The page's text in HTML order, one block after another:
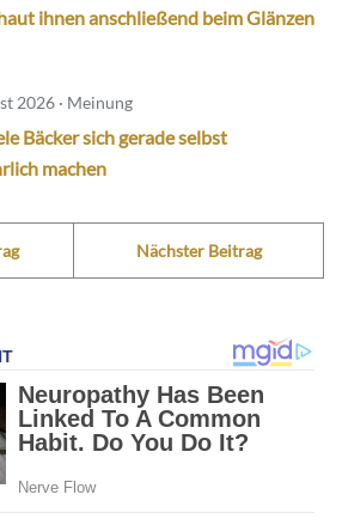
ihnen anschließend beim Glänzen
2026 · Meinung
Bäcker sich gerade selbst
machen
Nächster Beitrag